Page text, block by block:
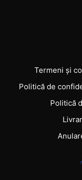
Termeni și
Politică de
Politică